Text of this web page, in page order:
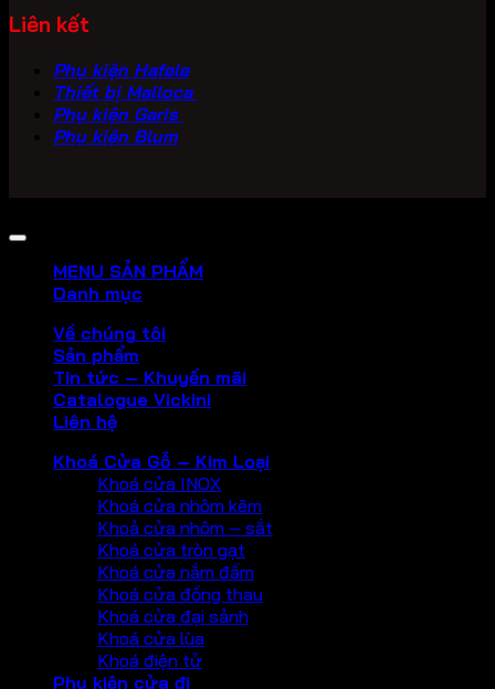
Liên kết
Phụ kiện Hafele
Thiết bị Malloca
Phụ kiện Garis
Phụ kiện Blum
MENU SẢN PHẨM
Danh mục
Về chúng tôi
Sản phẩm
Tin tức – Khuyến mãi
Catalogue Vickini
Liên hệ
Khoá Cửa Gỗ – Kim Loại
Khoá cửa INOX
Khoá cửa nhôm kẽm
Khoả cửa nhôm – sắt
Khoá cửa tròn gạt
Khoá cửa nắm đấm
Khoá cửa đồng thau
Khoá cửa đại sảnh
Khoá cửa lùa
Khoá điện tử
Phụ kiện cửa đi